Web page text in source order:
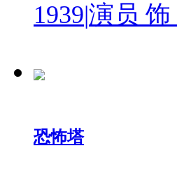
1939|演员 饰
恐怖塔